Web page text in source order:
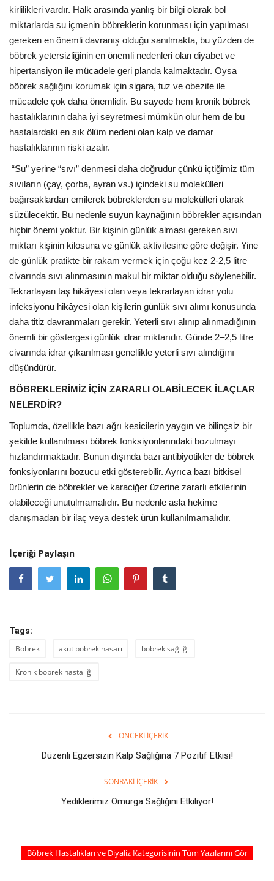
kirlilikleri vardır. Halk arasında yanlış bir bilgi olarak bol
miktarlarda su içmenin böbreklerin korunması için yapılması
gereken en önemli davranış olduğu sanılmakta, bu yüzden de
böbrek yetersizliğinin en önemli nedenleri olan diyabet ve
hipertansiyon ile mücadele geri planda kalmaktadır. Oysa
böbrek sağlığını korumak için sigara, tuz ve obezite ile
mücadele çok daha önemlidir. Bu sayede hem kronik böbrek
hastalıklarının daha iyi seyretmesi mümkün olur hem de bu
hastalardaki en sık ölüm nedeni olan kalp ve damar
hastalıklarının riski azalır.
“Su” yerine “sıvı” denmesi daha doğrudur çünkü içtiğimiz tüm
sıvıların (çay, çorba, ayran vs.) içindeki su molekülleri
bağırsaklardan emilerek böbreklerden su molekülleri olarak
süzülecektir. Bu nedenle suyun kaynağının böbrekler açısından
hiçbir önemi yoktur. Bir kişinin günlük alması gereken sıvı
miktarı kişinin kilosuna ve günlük aktivitesine göre değişir. Yine
de günlük pratikte bir rakam vermek için çoğu kez 2-2,5 litre
civarında sıvı alınmasının makul bir miktar olduğu söylenebilir.
Tekrarlayan taş hikâyesi olan veya tekrarlayan idrar yolu
infeksiyonu hikâyesi olan kişilerin günlük sıvı alımı konusunda
daha titiz davranmaları gerekir. Yeterli sıvı alınıp alınmadığının
önemli bir göstergesi günlük idrar miktarıdır. Günde 2–2,5 litre
civarında idrar çıkarılması genellikle yeterli sıvı alındığını
düşündürür.
BÖBREKLERİMİZ İÇİN ZARARLI OLABİLECEK İLAÇLAR
NELERDİR?
Toplumda, özellikle bazı ağrı kesicilerin yaygın ve bilinçsiz bir
şekilde kullanılması böbrek fonksiyonlarındaki bozulmayı
hızlandırmaktadır. Bunun dışında bazı antibiyotikler de böbrek
fonksiyonlarını bozucu etki gösterebilir. Ayrıca bazı bitkisel
ürünlerin de böbrekler ve karaciğer üzerine zararlı etkilerinin
olabileceği unutulmamalıdır. Bu nedenle asla hekime
danışmadan bir ilaç veya destek ürün kullanılmamalıdır.
İçeriği Paylaşın
Tags:
Böbrek akut böbrek hasarı böbrek sağlığı
Kronik böbrek hastalığı
ÖNCEKI İÇERIK
Düzenli Egzersizin Kalp Sağlığına 7 Pozitif Etkisi!
SONRAKI İÇERIK
Yediklerimiz Omurga Sağlığını Etkiliyor!
Böbrek Hastalıkları ve Diyaliz Kategorisinin Tüm Yazılarını Gör